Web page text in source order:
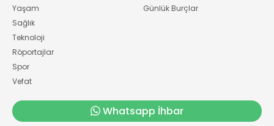
Yaşam
Sağlık
Teknoloji
Röportajlar
Spor
Vefat
Günlük Burçlar
Whatsapp İhbar